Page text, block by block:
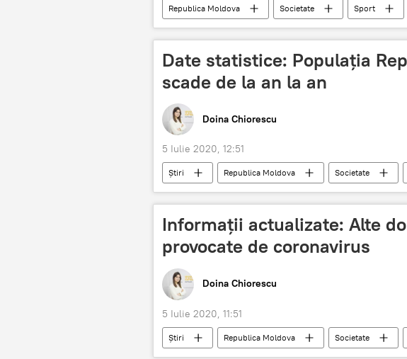
Republica Moldova Societate Sport
Jocuri olimpice
Tokyo judocan
Date statistice: Populația
scade de la an la an
Doina Chiorescu
5 Iulie 2020, 12:51
Știri Republica Moldova Societate
Informații actualizate: Alte
provocate de coronavirus
Doina Chiorescu
5 Iulie 2020, 11:51
Știri Republica Moldova Societate